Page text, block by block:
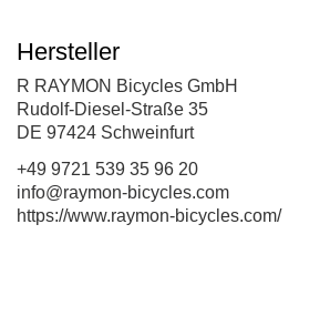
Hersteller
R RAYMON Bicycles GmbH
Rudolf-Diesel-Straße 35
DE 97424 Schweinfurt
+49 9721 539 35 96 20
info@raymon-bicycles.com
https://www.raymon-bicycles.com/